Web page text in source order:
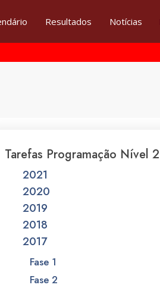
Resultados Notícias
Tarefas Programação Nível 2
2021
2020
2019
2018
2017
Fase 1
Fase 2